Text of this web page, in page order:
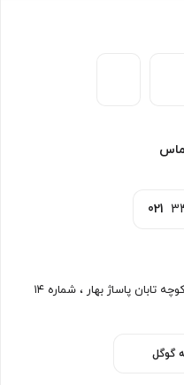
021
تابان پاساژ بهار ، شماره ۱۴
گوگل